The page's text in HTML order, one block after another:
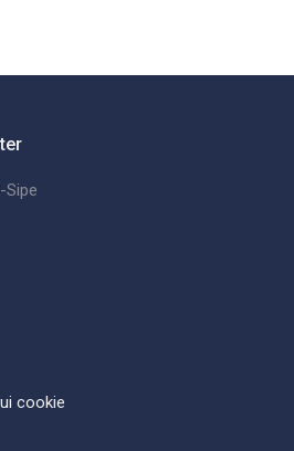
Sipe
cookie